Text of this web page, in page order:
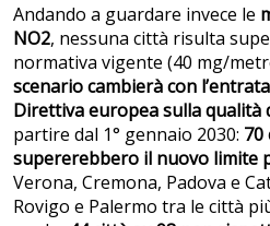
Andando a guardare invece le
NO2, nessuna città risulta
normativa vigente (40 mg/
scenario cambierà con
Direttiva europea sulla qualità
partire dal 1° gennaio 2030: 70
supererebbero il nuovo limite
Verona, Cremona, Padova e
Rovigo e Palermo tra le città